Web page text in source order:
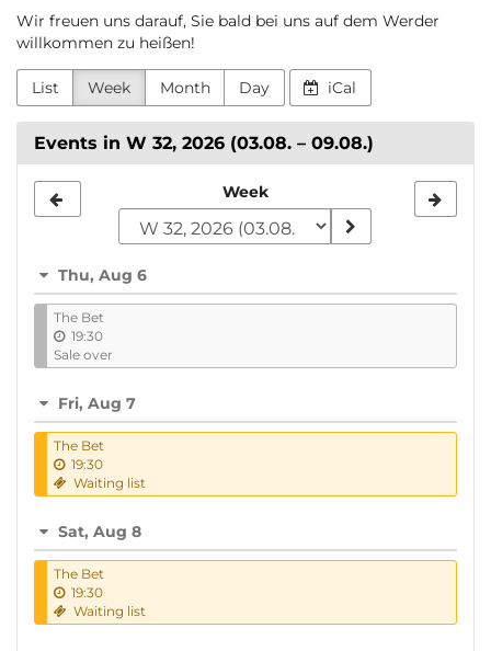
Wir freuen uns darauf, Sie bald bei uns auf dem Werder
willkommen zu heißen!
List Week Month Day iCal
Events in W 32, 2026 (03.08. – 09.08.)
to
Week
Thu, Aug 6
The Bet
19:30
Sale over
Fri, Aug 7
The Bet
19:30
Waiting list
Sat, Aug 8
The Bet
19:30
Waiting list